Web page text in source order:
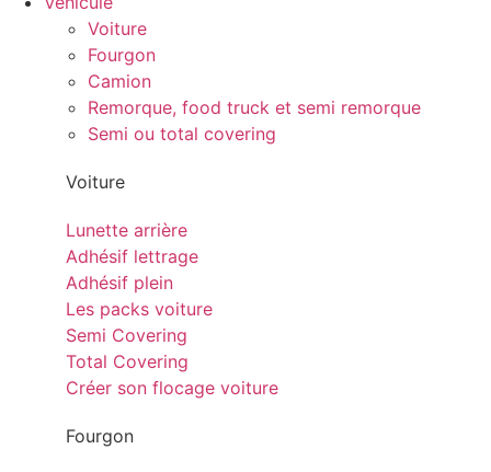
Voiture
Fourgon
Camion
Remorque, food truck et semi remorque
Semi ou total covering
Voiture
Lunette arrière
Adhésif lettrage
Adhésif plein
Les packs voiture
Semi Covering
Total Covering
Créer son flocage voiture
Fourgon